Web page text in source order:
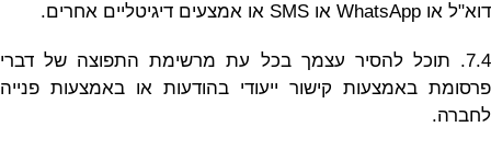
דוא"ל או WhatsApp או SMS או אמצעים דיגיטליים אחרים.
7.4. תוכל להסיר עצמך בכל עת מרשימת התפוצה של דברי
פרסומת באמצעות קישור ייעודי בהודעות או באמצעות פנייה
לחברה.